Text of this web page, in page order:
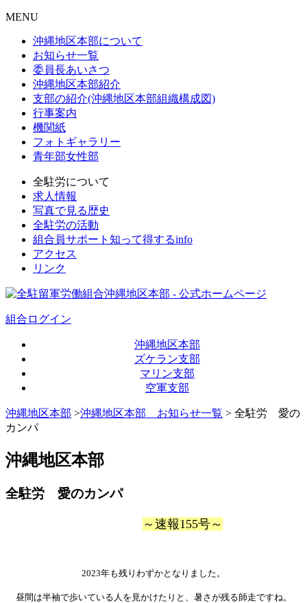
MENU
沖縄地区本部について
お知らせ一覧
委員長あいさつ
沖縄地区本部紹介
支部の紹介(沖縄地区本部組織構成図)
行事案内
機関紙
フォトギャラリー
青年部女性部
全駐労について
求人情報
写真で見る歴史
全駐労の活動
組合員サポート知って得するinfo
アクセス
リンク
組合ログイン
沖縄地区本部
ズケラン支部
マリン支部
空軍支部
沖縄地区本部 >沖縄地区本部 お知らせ一覧 > 全駐労 愛の
カンパ
沖縄地区本部
全駐労 愛のカンパ
～速報155号～
2023年も残りわずかとなりました。
昼間は半袖で歩いている人を見かけたりと、暑さが残る師走ですね。